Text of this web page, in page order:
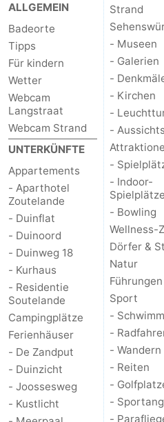
ALLGEMEIN
Badeorte
Tipps
Für kindern
Wetter
Webcam
Langstraat
Webcam Strand
UNTERKÜNFTE
Appartements
- Aparthotel
Zoutelande
- Duinflat
- Duinoord
- Duinweg 18
- Kurhaus
- Residentie
Soutelande
Campingplätze
Ferienhäuser
- De Zandput
- Duinzicht
- Joossesweg
- Kustlicht
Strand
- Museen
- Galerien
-
- Kirchen
-
-
-
- Indoor-
Spielplätze
- Bowling
Wellness-
Dörfer &
Natur
Führungen
Sport
-
-
- Wandern
- Reiten
-
-
-